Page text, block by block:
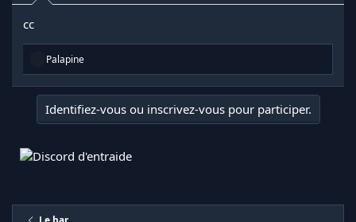
cc
R
a
c
t
i
s
Palapine
Identifiez-vous ou inscrivez-vous pour participer.